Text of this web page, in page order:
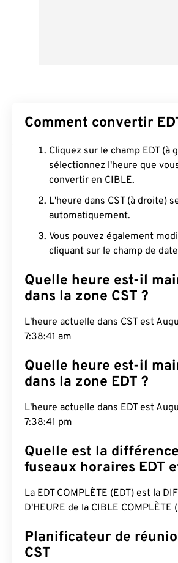
Comment convertir
Cliquez sur le champ EDT (à
sélectionnez l'heure que
convertir en CIBLE.
L'heure dans CST (à droite)
automatiquement.
Vous pouvez également
cliquant sur le champ de
Quelle heure est-il
dans la zone CST ?
L'heure actuelle dans CST est
7:38:42 am
Quelle heure est-il
dans la zone EDT ?
L'heure actuelle dans EDT est
7:38:42 pm
Quelle est la
fuseaux horaires EDT
La EDT COMPLÈTE (EDT) est la
D'HEURE de la CIBLE COMPLÈTE
Planificateur de
CST